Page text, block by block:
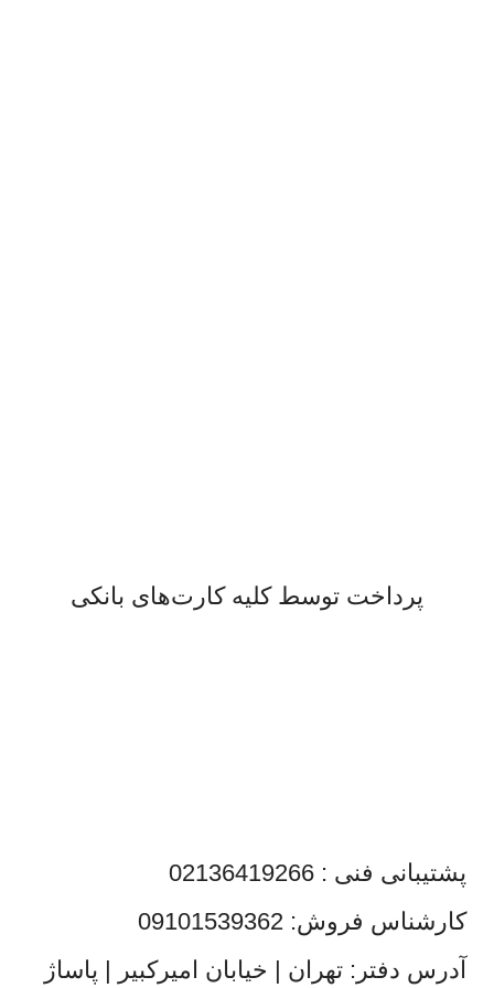
پرداخت توسط کلیه کارت‌های بانکی
پشتیبانی فنی : 02136419266
کارشناس فروش: 09101539362
آدرس دفتر: تهران | خیابان امیرکبیر | پاساژ